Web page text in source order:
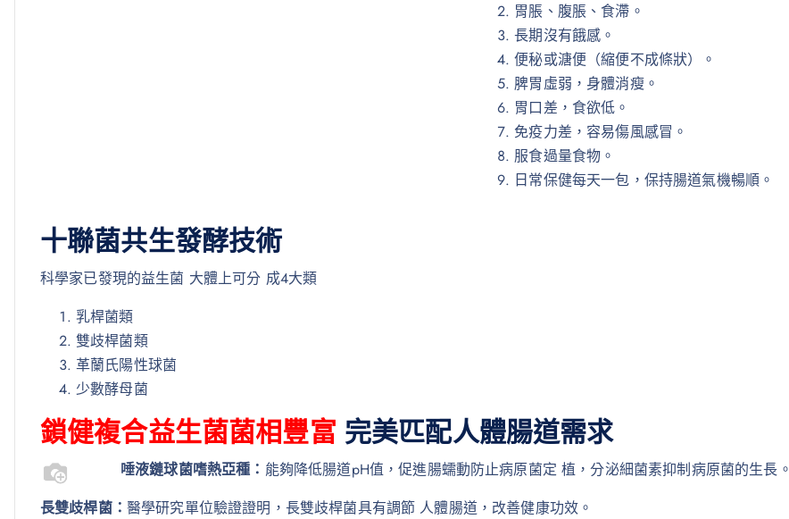
胃脹、腹脹、食滯。
長期沒有餓感。
便秘或溏便（縮便不成條狀）。
脾胃虛弱，身體消瘦。
胃口差，食欲低。
免疫力差，容易傷風感冒。
服食過量食物。
日常保健每天一包，保持腸道氣機暢順。
十聯菌共生發酵技術
科學家已發現的益生菌 大體上可分 成4大類
乳桿菌類
雙歧桿菌類
革蘭氏陽性球菌
少數酵母菌
鎖健複合益生菌菌相豐富 完美匹配人體腸道需求
唾液鏈球菌嗜熱亞種： 能夠降低腸道pH值，促進腸蠕動防止病原菌定 植，分泌細菌素抑制病原菌的生長。
長雙歧桿菌： 醫學研究單位驗證證明，長雙歧桿菌具有調節 人體腸道，改善健康功效。